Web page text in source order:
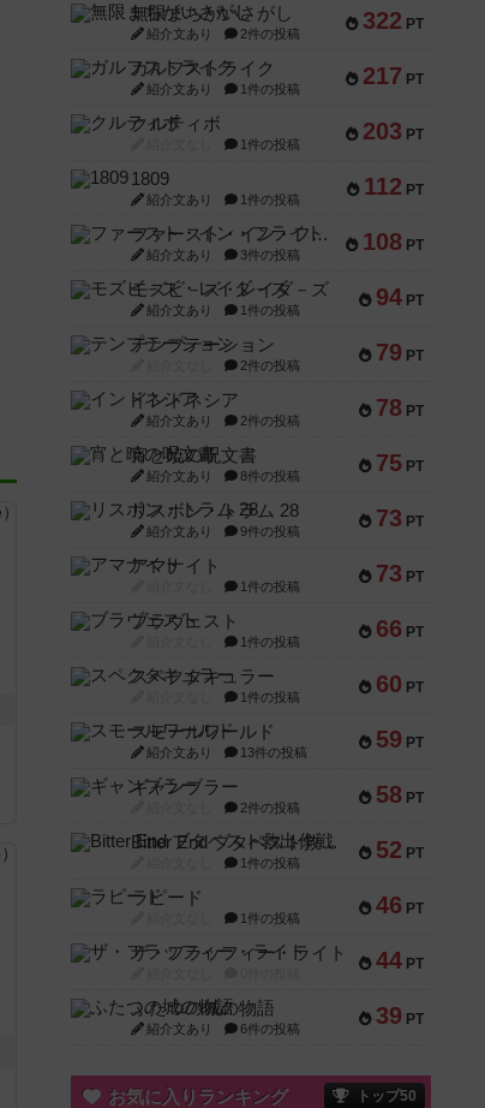
322 PT
無限まちがいさがし
紹介文あり 2件の投稿
217 PT
ガルフストライク
紹介文あり 1件の投稿
203 PT
クルティボ
1件の投稿
112 PT
1809
紹介文あり 1件の投稿
108 PT
ファースト・イン・フライト
紹介文あり 3件の投稿
94 PT
モズビ－ズ・レイダ－ズ
紹介文あり 1件の投稿
79 PT
テンプテーション
2件の投稿
78 PT
インドネシア
紹介文あり 2件の投稿
75 PT
宵と暁の呪文書
紹介文あり 8件の投稿
73 PT
リスボン・トラム 28
紹介文あり 9件の投稿
73 PT
アマナイト
1件の投稿
66 PT
ブラヴェスト
1件の投稿
60 PT
スペクタキュラー
1件の投稿
59 PT
スモールワールド
紹介文あり 13件の投稿
58 PT
ギャンブラー
2件の投稿
52 PT
Bitter End ブタペスト救出作戦
1件の投稿
46 PT
ラピード
1件の投稿
44 PT
ザ・フラッフィー・ライト
39 PT
ふたつの城の物語
紹介文あり 6件の投稿
お気に入りランキング トップ50